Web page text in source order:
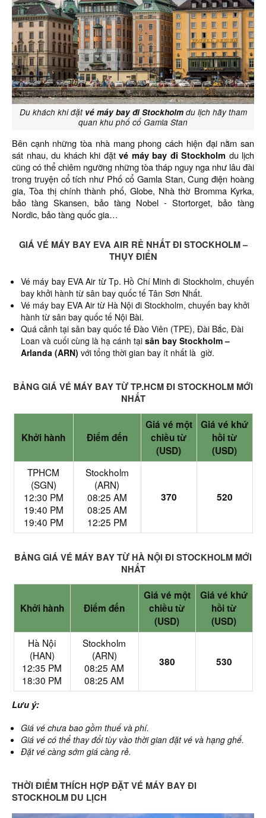
Du khách khi đặt vé máy bay đi Stockholmdu lịch hãy tham
quan khu phố cổ Gamla Stan
Bên cạnh những tòa nhà mang phong cách hiện đại nằm san
sát nhau, du khách khi đặt vé máy bay đi Stockholm du lịch
cũng có thể chiêm ngưỡng những tòa tháp nguy nga như lâu đài
trong truyện cổ tích như Phố cổ Gamla Stan, Cung điện hoàng
gia, Tòa thị chính thành phố, Globe, Nhà thờ Bromma Kyrka,
bảo tàng Skansen, bảo tàng Nobel - Stortorget, bảo tàng
Nordic, bảo tàng quốc gia…
GIÁ VÉ MÁY BAY EVA AIR RẺ NHẤT ĐI STOCKHOLM –
THỤY ĐIỂN
Vé máy bay EVA Air từ Tp. Hồ Chí Minh đi Stockholm, chuyến
bay khởi hành từ sân bay quốc tế Tân Sơn Nhất.
Vé máy bay EVA Air từ Hà Nội đi Stockholm, chuyến bay khởi
hành từ sân bay quốc tế Nội Bài.
Quá cảnh tại sân bay quốc tế Đào Viên (TPE), Đài Bắc, Đài
Loan và cuối cùng là hạ cánh tại sân bay Stockholm –
Arlanda (ARN) với tổng thời gian bay ít nhất là giờ.
BẢNG GIÁ VÉ MÁY BAY TỪ TP.HCM ĐI STOCKHOLM MỚI
NHẤT
Khởi hành Điểm đến
Giá vé một
chiều từ
(USD)
Giá vé khứ
hồi từ
(USD)
TPHCM
(SGN)
12:30 PM
19:40 PM
19:40 PM
Stockholm
(ARN)
08:25 AM
08:25 AM
12:25 PM
370 520
BẢNG GIÁ VÉ MÁY BAY TỪ HÀ NỘI ĐI STOCKHOLM MỚI
NHẤT
Khởi hành Điểm đến
Giá vé một
chiều từ
(USD)
Giá vé khứ
hồi từ
(USD)
Hà Nội
(HAN)
12:35 PM
18:30 PM
Stockholm
(ARN)
08:25 AM
08:25 AM
380 530
Lưu ý:
Giá vé chưa bao gồm thuế và phí.
Giá vé có thể thay đổi tùy vào thời gian đặt vé và hạng ghế.
Đặt vé càng sớm giá càng rẻ.
THỜI ĐIỂM THÍCH HỢP ĐẶT VÉ MÁY BAY ĐI
STOCKHOLM DU LỊCH